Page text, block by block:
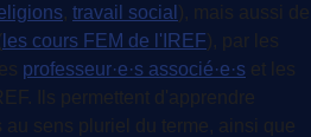
, travail social ), mais aussi de
les cours FEM de l'IREF ), par les
professeur·e·s associé·e·s et les
Ils permettent d'apprendre
au sens pluriel du terme, ainsi que